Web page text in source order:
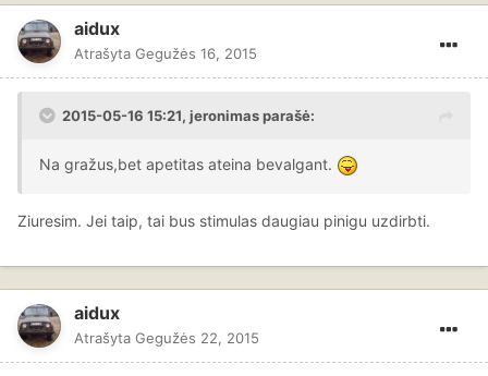
aidux
Atrašyta Gegužės 16, 2015
2015-05-16 15:21, jeronimas parašė:
Na gražus,bet apetitas ateina bevalgant.
Ziuresim. Jei taip, tai bus stimulas daugiau pinigu uzdirbti.
aidux
Atrašyta Gegužės 22, 2015